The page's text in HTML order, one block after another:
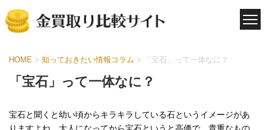
HOME > 知っておきたい情報コラム > 「宝石」って一体なに？
「宝石」って一体なに？
宝石と聞くと幼い頃からキラキラしている石というイメージがあ